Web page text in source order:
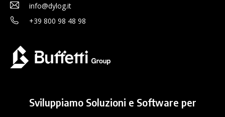
info@dylog.it
+39 800 98 48 98
Sviluppiamo Soluzioni e Software per